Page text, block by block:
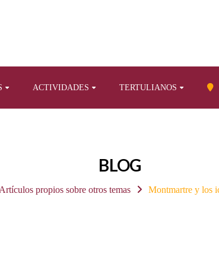
ACTIVIDADES TERTULIANOS
BLOG
Artículos propios sobre otros temas Montmartre y los